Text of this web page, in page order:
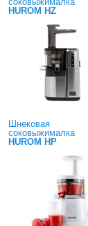
HUROM HZ
Шнековая
соковыжималка
HUROM HP